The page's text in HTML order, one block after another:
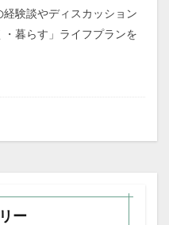
験談やディスカッション
暮らす」ライフプランを
ー